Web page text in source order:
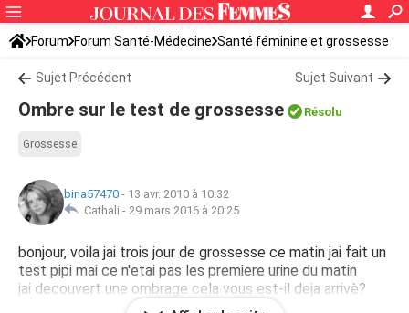
Forum Forum Santé-Médecine Santé féminine et grossesse
Sujet Précédent Sujet Suivant
Ombre sur le test de grossesse Résolu
Grossesse
bina57470 - 13 avr. 2010 à 10:32
Cathali - 29 mars 2016 à 20:25
bonjour, voila jai trois jour de grossesse ce matin jai fait un
test pipi mai ce n'etai pas les premiere urine du matin
jai decouvert une ombrage cela vous est-il deja arrivè?